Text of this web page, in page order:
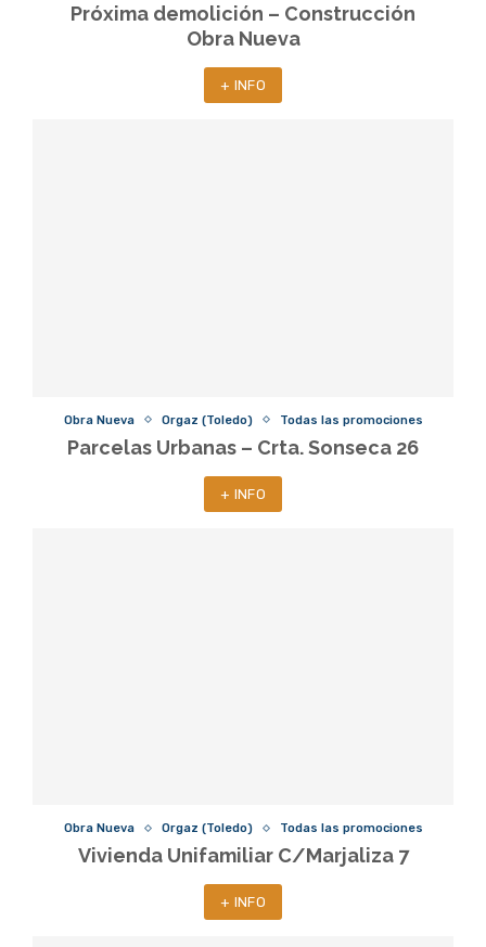
Próxima demolición – Construcción
Obra Nueva
+ INFO
Obra Nueva Orgaz (Toledo) Todas las promociones
Parcelas Urbanas – Crta. Sonseca 26
+ INFO
Obra Nueva Orgaz (Toledo) Todas las promociones
Vivienda Unifamiliar C/Marjaliza 7
+ INFO